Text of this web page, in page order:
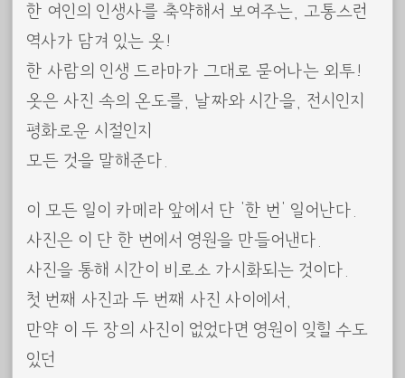
한 여인의 인생사를 축약해서 보여주는, 고통스런
역사가 담겨 있는 옷!
한 사람의 인생 드라마가 그대로 묻어나는 외투!
옷은 사진 속의 온도를, 날짜와 시간을, 전시인지
평화로운 시절인지
모든 것을 말해준다.
이 모든 일이 카메라 앞에서 단 ‘한 번’ 일어난다.
사진은 이 단 한 번에서 영원을 만들어낸다.
사진을 통해 시간이 비로소 가시화되는 것이다.
첫 번째 사진과 두 번째 사진 사이에서,
만약 이 두 장의 사진이 없었다면 영원이 잊힐 수도
있던